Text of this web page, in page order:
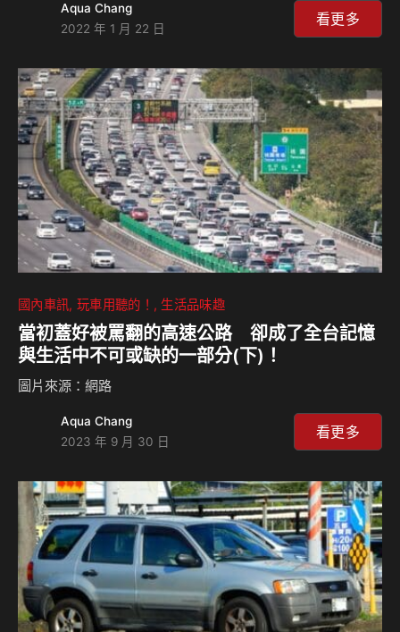
想像，就算你想進休息站上廁所、吃個飯也都有難度，資深、
年輕大大們一同來回味、感受當年那個返鄉一趟要10幾個小時
Aqua Chang
2022 年 1 月 22 日
看更多
國內車訊 玩車用聽的！ 生活品味趣
當初蓋好被罵翻的高速公路 卻成了全台記憶
與生活中不可或缺的一部分(下)！
圖片來源：網路
Aqua Chang
2023 年 9 月 30 日
看更多